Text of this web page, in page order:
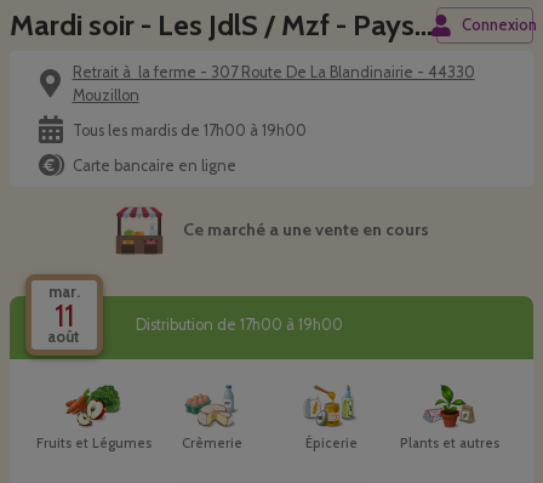
Mardi soir - Les JdlS / Mzf - Paysans du Vignoble Connexion
Retrait à la ferme - 307 Route De La Blandinairie - 44330
Mouzillon
Tous les mardis de 17h00 à 19h00
Carte bancaire en ligne
Ce marché a une vente en cours
mar.
11
août
Distribution de 17h00 à 19h00
Fruits et Légumes Crèmerie Épicerie Plants et autres